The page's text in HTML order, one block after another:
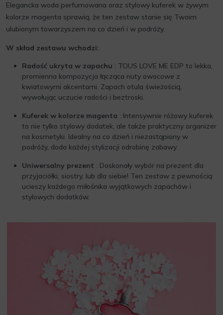
Elegancka woda perfumowana oraz stylowy kuferek w żywym
kolorze magenta sprawią, że ten zestaw stanie się Twoim
ulubionym towarzyszem na co dzień i w podróży.
W skład zestawu wchodzi:
Radość ukryta w zapachu : TOUS LOVE ME EDP to lekka,
promienna kompozycja łącząca nuty owocowe z
kwiatowymi akcentami. Zapach otula świeżością,
wywołując uczucie radości i beztroski.
Kuferek w kolorze magenta : Intensywnie różowy kuferek
to nie tylko stylowy dodatek, ale także praktyczny organizer
na kosmetyki. Idealny na co dzień i niezastąpiony w
podróży, doda każdej stylizacji odrobinę zabawy.
Uniwersalny prezent : Doskonały wybór na prezent dla
przyjaciółki, siostry, lub dla siebie! Ten zestaw z pewnością
ucieszy każdego miłośnika wyjątkowych zapachów i
stylowych dodatków.